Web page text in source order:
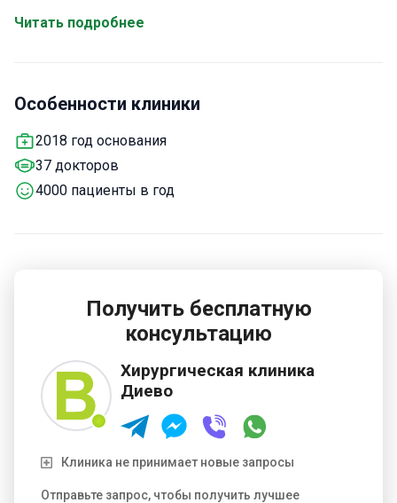
урологии, хирургии, проктологии и пластической
всего в хирургическую клинику Диево обращаются
арабских государств, США, Канады и Австралии.
Читать подробнее
Особенности клиники
2018 год основания
37 докторов
4000 пациенты в год
Получить бесплатную
консультацию
Хирургическая клиника
Диево
Клиника не принимает новые запросы
Отправьте запрос, чтобы получить лучшее